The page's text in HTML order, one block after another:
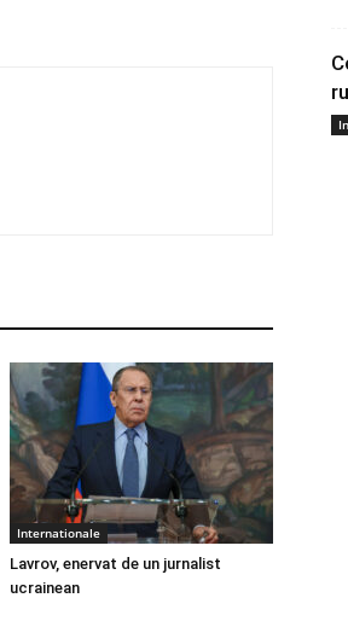
Internationale
Lavrov, enervat de un jurnalist
ucrainean